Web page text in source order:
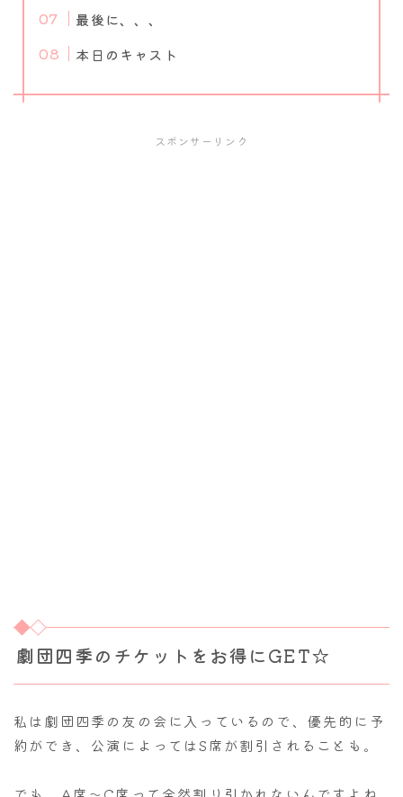
最後に、、、
本日のキャスト
スポンサーリンク
劇団四季のチケットをお得にGET☆
私は劇団四季の友の会に入っているので、優先的に予
約ができ、公演によってはS席が割引されることも。